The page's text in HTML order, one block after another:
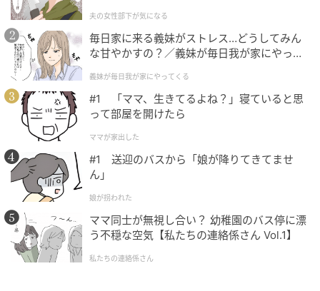
夫の女性部下が気になる
毎日家に来る義妹がストレス…どうしてみん
な甘やかすの？／義妹が毎日我が家にやって
が】
義妹が毎日我が家にやってくる
#1 「ママ、生きてるよね？」寝ていると思
って部屋を開けたら
ママが家出した
#1 送迎のバスから「娘が降りてきてませ
ん」
娘が拐われた
ママ同士が無視し合い？ 幼稚園のバス停に漂
う不穏な空気【私たちの連絡係さん Vol.1】
私たちの連絡係さん